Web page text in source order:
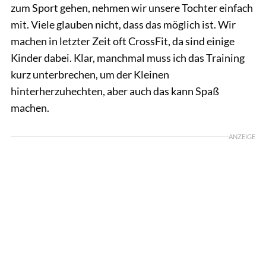
zum Sport gehen, nehmen wir unsere Tochter einfach
mit. Viele glauben nicht, dass das möglich ist. Wir
machen in letzter Zeit oft CrossFit, da sind einige
Kinder dabei. Klar, manchmal muss ich das Training
kurz unterbrechen, um der Kleinen
hinterherzuhechten, aber auch das kann Spaß
machen.
ANZEIGE